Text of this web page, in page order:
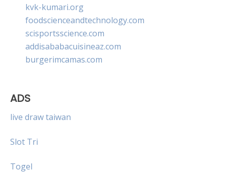
kvk-kumari.org
foodscienceandtechnology.com
scisportsscience.com
addisababacuisineaz.com
burgerimcamas.com
ADS
live draw taiwan
Slot Tri
Togel